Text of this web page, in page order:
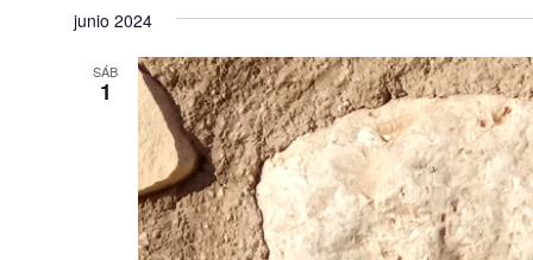
junio 2024
SÁB
1